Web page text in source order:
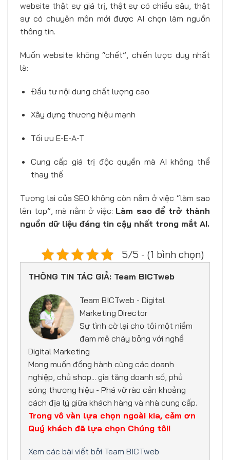
website thật sự giá trị, thật sự có chiều sâu, thật
sự có chuyên môn mới được AI chọn làm nguồn
thông tin.
Muốn website không “chết”, chiến lược duy nhất
là:
Đầu tư nội dung chất lượng cao
Xây dựng thương hiệu mạnh
Tối ưu E-E-A-T
Cung cấp giá trị độc quyền mà AI không thể
thay thế
Tương lai của SEO không còn nằm ở việc “làm sao
lên top”, mà nằm ở việc: Làm sao để trở thành
nguồn dữ liệu đáng tin cậy nhất trong mắt AI.
5/5 - (1 bình chọn)
THÔNG TIN TÁC GIẢ: Team BICTweb
Team BICTweb - Digital
Marketing Director
Sự tình cờ lại cho tôi một niềm
đam mê cháy bỏng với nghề
Digital Marketing
Mong muốn đồng hành cùng các doanh
nghiệp, chủ shop... gia tăng doanh số, phủ
sóng thương hiệu - Phá vỡ rào cản khoảng
cách địa lý giữa khách hàng và nhà cung cấp.
Trong vô vàn lựa chọn ngoài kia, cảm ơn
Quý khách đã lựa chọn Chúng tôi!
Xem các bài viết bởi Team BICTweb